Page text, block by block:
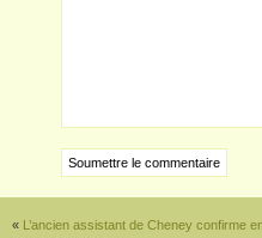
« L’ancien assistant de Cheney confirme